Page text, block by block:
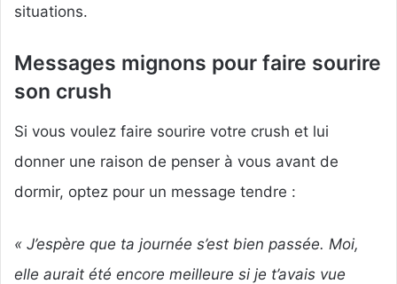
situations.
Messages mignons pour faire sourire
son crush
Si vous voulez faire sourire votre crush et lui
donner une raison de penser à vous avant de
dormir, optez pour un message tendre :
« J’espère que ta journée s’est bien passée. Moi,
elle aurait été encore meilleure si je t’avais vue